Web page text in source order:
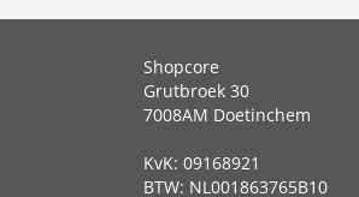
Shopcore
Grutbroek 30
7008AM Doetinchem
KvK: 09168921
BTW: NL001863765B10